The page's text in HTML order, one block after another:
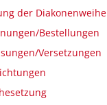
der Diakonenweihe
Bestellungen
Versetzungen